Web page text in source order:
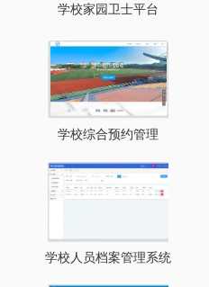
学校家园卫士平台
学校综合预约管理
学校人员档案管理系统